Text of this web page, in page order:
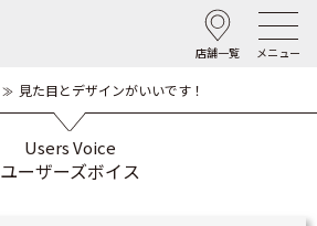
店舗一覧 メニュー
見た目とデザインがいいです！
Users Voice
ユーザーズボイス